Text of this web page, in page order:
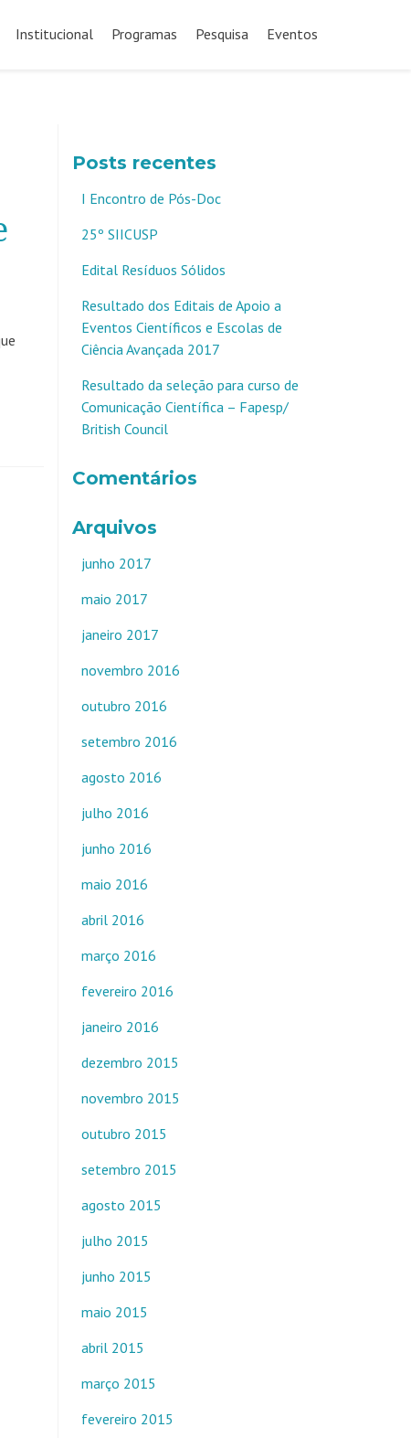
para
Institucional Programas Pesquisa Eventos
Posts recentes
I Encontro de Pós-Doc
25º SIICUSP
Edital Resíduos Sólidos
Resultado dos Editais de Apoio a
Eventos Científicos e Escolas de
Ciência Avançada 2017
Resultado da seleção para curso de
Comunicação Científica – Fapesp/
British Council
Comentários
Arquivos
junho 2017
maio 2017
janeiro 2017
novembro 2016
outubro 2016
setembro 2016
agosto 2016
julho 2016
junho 2016
maio 2016
abril 2016
março 2016
fevereiro 2016
janeiro 2016
dezembro 2015
novembro 2015
outubro 2015
setembro 2015
agosto 2015
julho 2015
junho 2015
maio 2015
abril 2015
março 2015
fevereiro 2015